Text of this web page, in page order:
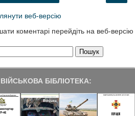
веб-версію
коментарі перейдіть на веб-версію
БІБЛІОТЕКА: